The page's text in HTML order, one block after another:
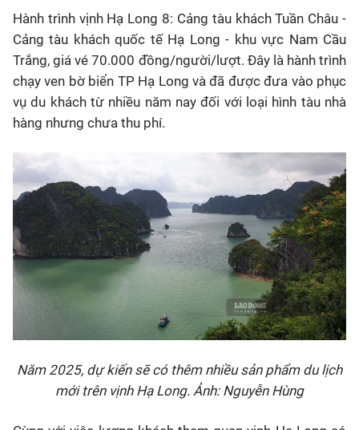
Hành trình vịnh Hạ Long 8: Cảng tàu khách Tuần Châu -
Cảng tàu khách quốc tế Hạ Long - khu vực Nam Cầu
Trắng, giá vé 70.000 đồng/người/lượt. Đây là hành trình
chạy ven bờ biển TP Hạ Long và đã được đưa vào phục
vụ du khách từ nhiều năm nay đối với loại hình tàu nhà
hàng nhưng chưa thu phí.
Năm 2025, dự kiến sẽ có thêm nhiều sản phẩm du lịch
mới trên vịnh Hạ Long. Ảnh: Nguyễn Hùng